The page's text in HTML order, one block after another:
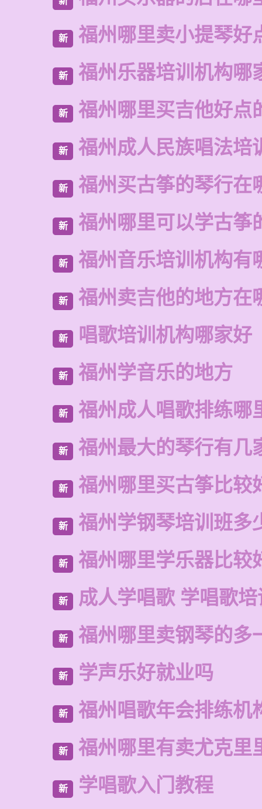
新 福州哪里卖小提琴好
新 福州乐器培训机构哪
新 福州哪里买吉他好点
新 福州成人民族唱法培
新 福州买古筝的琴行在
新 福州哪里可以学古筝
新 福州音乐培训机构有
新 福州卖吉他的地方在
新 唱歌培训机构哪家好
新 福州学音乐的地方
新 福州成人唱歌排练哪
新 福州最大的琴行有几
新 福州哪里买古筝比较
新 福州学钢琴培训班多
新 福州哪里学乐器比较
新 成人学唱歌 学唱歌
新 福州哪里卖钢琴的多
新 学声乐好就业吗
新 福州唱歌年会排练机
新 福州哪里有卖尤克里
新 学唱歌入门教程